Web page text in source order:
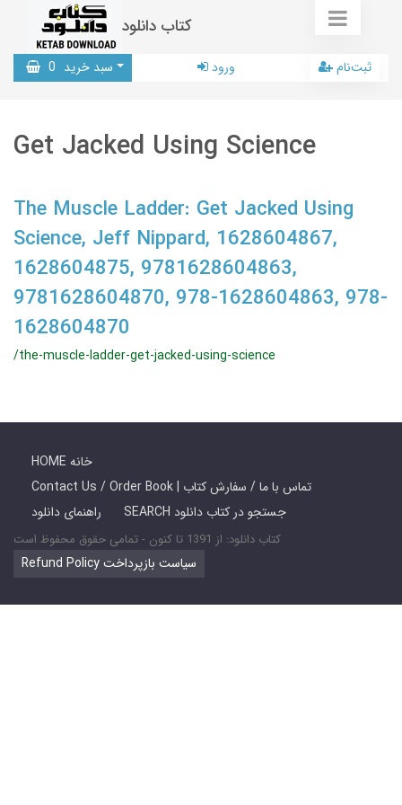
کتاب دانلود
سبد خرید 0 ورود ثبت‌نام
Get Jacked Using Science
The Muscle Ladder: Get Jacked Using
Science, Jeff Nippard, 1628604867,
1628604875, 9781628604863,
9781628604870, 978-1628604863, 978-
1628604870
/the-muscle-ladder-get-jacked-using-science
HOME خانه
Contact Us / Order Book | تماس با ما / سفارش کتاب
راهنمای دانلود
SEARCH جستجو در کتاب دانلود
کتاب دانلود: از 1391 تا کنون - تمامی حقوق محفوظ است
Refund Policy سیاست بازپرداخت